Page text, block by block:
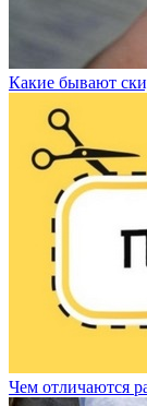
Какие бывают
Чем отличаются